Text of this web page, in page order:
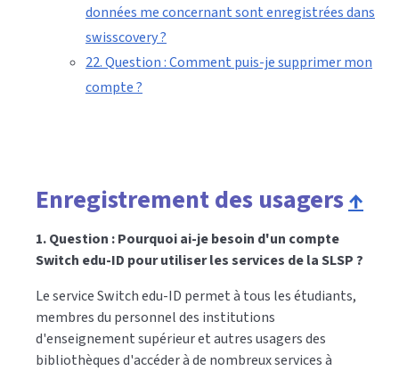
données me concernant sont enregistrées dans
swisscovery ?
22. Question : Comment puis-je supprimer mon
compte ?
Enregistrement des usagers↑
1. Question : Pourquoi ai-je besoin d'un compte
Switch edu-ID pour utiliser les services de la SLSP ?
Le service Switch edu-ID permet à tous les étudiants,
membres du personnel des institutions
d'enseignement supérieur et autres usagers des
bibliothèques d'accéder à de nombreux services à